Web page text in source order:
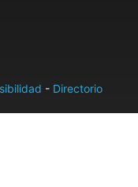
- Directorio